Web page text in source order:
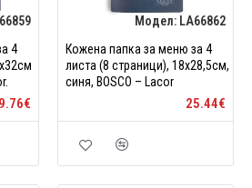
4
Модел: LA66862
Кожена папка за меню за 4
листа (8 страници), 18x28,5см,
синя, BOSCO – Lacor
25.44€